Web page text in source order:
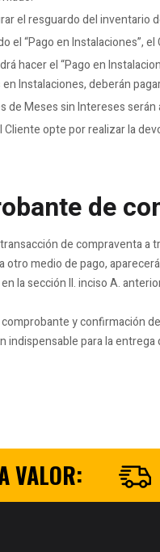
el resguardo del inventario
el “Pago en Instalaciones”,
hacer el “Pago en
Instalaciones, deberán
de Meses sin Intereses
Cliente opte por realizar la
de
de compraventa a
otro medio de pago,
la sección II. inciso A.
y confirmación
indispensable para la
VALOR: